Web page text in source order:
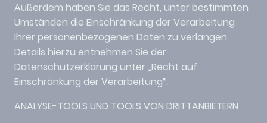
Außerdem haben Sie das Recht, unter bestimmten
Umständen die Einschränkung der Verarbeitung
Ihrer personenbezogenen Daten zu verlangen.
Details hierzu entnehmen Sie der
Datenschutzerklärung unter „Recht auf
Einschränkung der Verarbeitung“.
ANALYSE-TOOLS UND TOOLS VON DRITTANBIETERN